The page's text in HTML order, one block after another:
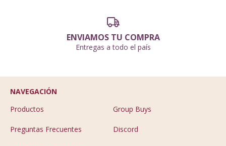
ENVIAMOS TU COMPRA
Entregas a todo el país
NAVEGACIÓN
Productos
Group Buys
Preguntas Frecuentes Discord